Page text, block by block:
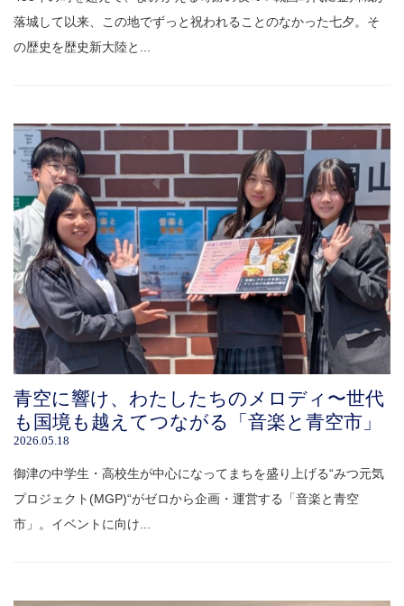
落城して以来、この地でずっと祝われることのなかった七夕。そ
の歴史を歴史新大陸と...
青空に響け、わたしたちのメロディ〜世代
も国境も越えてつながる「音楽と青空市」
2026.05.18
御津の中学生・高校生が中心になってまちを盛り上げる“みつ元気
プロジェクト(MGP)“がゼロから企画・運営する「音楽と青空
市」。イベントに向け...